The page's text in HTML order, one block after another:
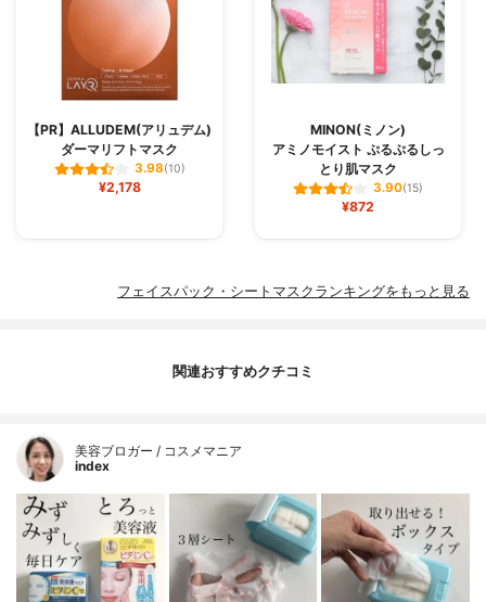
【PR】ALLUDEM(アリュデム)
ダーマリフトマスク
3.98(10)
¥2,178
MINON(ミノン)
アミノモイスト ぷるぷるしっ
とり肌マスク
3.90(15)
¥872
フェイスパック・シートマスクランキングをもっと見る
関連おすすめクチコミ
美容ブロガー / コスメマニア
index